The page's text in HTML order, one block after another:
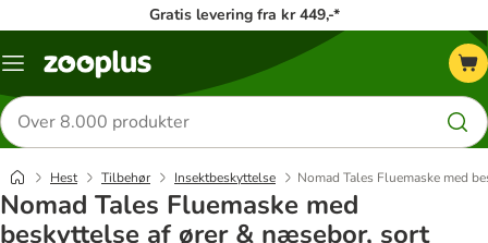
Gratis levering fra kr 449,-*
Menu
Søg
efter
produkter
Hest Tilbehør Insektbeskyttelse Nomad Tales Fluemaske med
Nomad Tales Fluemaske med
beskyttelse af ører & næsebor, sort